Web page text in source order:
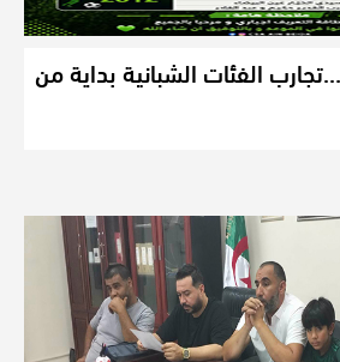
الفئات الشبانية بداية من